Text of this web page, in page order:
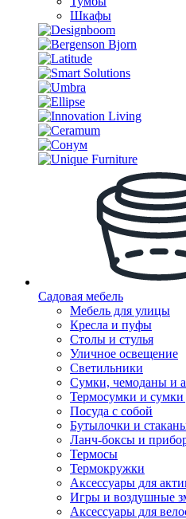
Шкафы
Садовая мебель
Мебель для улицы
Кресла и пуфы
Столы и стулья
Уличное освещение
Светильники
Сумки, чемоданы и
Термосумки и сумки
Посуда с собой
Бутылочки и
Ланч-боксы и
Термосы
Термокружки
Аксессуары для
Игры и воздушные
Аксессуары для